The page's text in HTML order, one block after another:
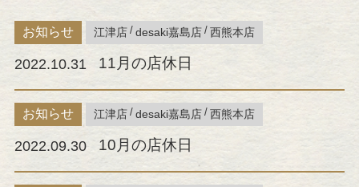
お知らせ 江津店 desaki嘉島店 西熊本店
2022.10.31 11月の店休日
お知らせ 江津店 desaki嘉島店 西熊本店
2022.09.30 10月の店休日